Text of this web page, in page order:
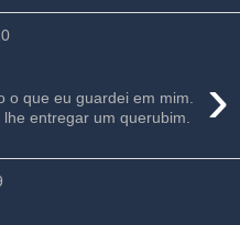
›
que eu guardei em mim.
entregar um querubim.